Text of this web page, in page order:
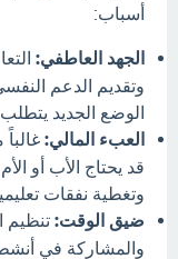
أسباب:
الجهد العاطفي:
وتقديم الدعم
الوضع الجديد يتطلب
العبء المالي:
قد يحتاج الأب أو
وتغطية نفقات
ضيق الوقت: تنظيم
والمشاركة في